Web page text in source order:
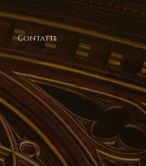
Contatti